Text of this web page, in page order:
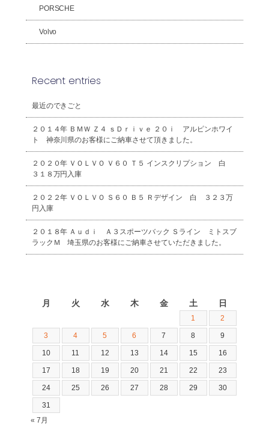
PORSCHE
Volvo
Recent entries
最近のできごと
２０１４年 ＢＭＷ Ｚ４ ｓＤｒｉｖｅ ２０ｉ アルピンホワイ
ト 神奈川県のお客様にご納車させて頂きました。
２０２０年 ＶＯＬＶＯ Ｖ６０ Ｔ５ インスクリプション 白
３１８万円入庫
２０２２年 ＶＯＬＶＯ Ｓ６０ Ｂ５ Ｒデザイン 白 ３２３万
円入庫
２０１８年 Ａｕｄｉ Ａ３スポーツバック Ｓライン ミトスブ
ラックＭ 埼玉県のお客様にご納車させていただきました。
月 火 水 木 金 土 日
1 2
3 4 5 6 7 8 9
10 11 12 13 14 15 16
17 18 19 20 21 22 23
24 25 26 27 28 29 30
31
« 7月